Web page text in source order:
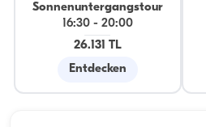
Sonnenuntergangstour
16:30- 20:00
26.131 TL
Entdecken